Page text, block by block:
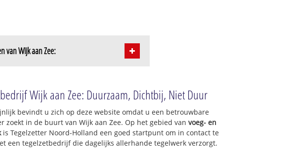
van Wijk aan Zee:
Wijk aan Zee: Duurzaam, Dichtbij, Niet Duur
bevindt u zich op deze website omdat u een betrouwbare
zoekt in de buurt van Wijk aan Zee. Op het gebied van voeg- en
is Tegelzetter Noord-Holland een goed startpunt om in contact te
een tegelzetbedrijf die dagelijks allerhande tegelwerk verzorgt.